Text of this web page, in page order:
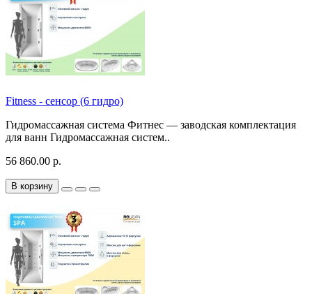
Fitness - сенсор (6 гидро)
Гидромассажная система Фитнес — заводская комплектация
для ванн Гидромассажная систем..
56 860.00 р.
В корзину